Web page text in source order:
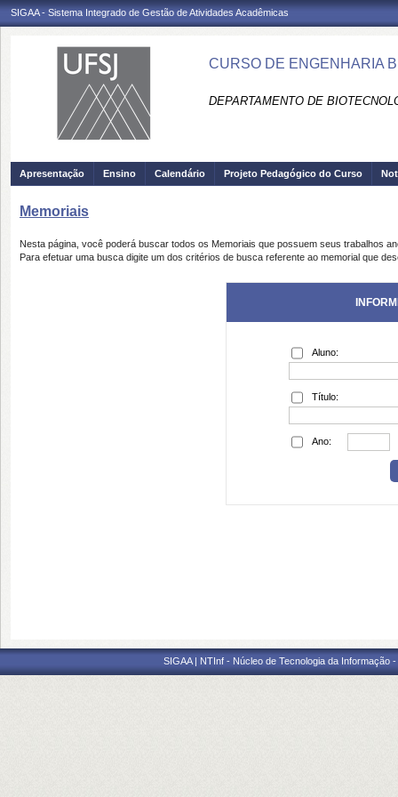
SIGAA - Sistema Integrado de Gestão de Atividades Acadêmicas
CURSO DE ENGENHARIA
DEPARTAMENTO DE
Apresentação Ensino Calendário Projeto Pedagógico do Curso
Memoriais
Nesta página, você poderá buscar todos os Memoriais que possuem seus trabalhos
Para efetuar uma busca digite um dos critérios de busca referente ao memorial que
Aluno:
Título:
Ano:
SIGAA | NTInf - Núcleo de Tecnologia da